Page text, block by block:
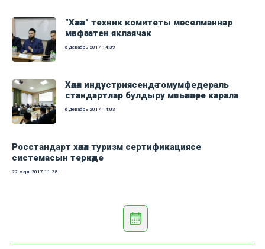
"Хәләл" техник комитеты мөселманнар
мәнфәгатен яклаячак
6 декабрь 2017 14:39
Хәләл индустриясендә гомумфедераль
стандартлар булдыру мәсьәләләре карала
6 декабрь 2017 14:03
Росстандарт хәләл туризм сертификациясе
системасын теркәде
22 март 2017 11:28